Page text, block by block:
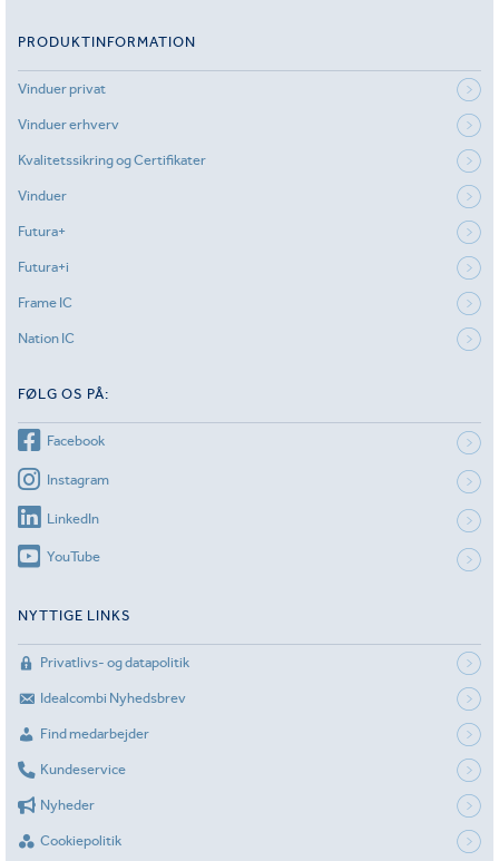
PRODUKTINFORMATION
Vinduer privat
Vinduer erhverv
Kvalitetssikring og Certifikater
Vinduer
Futura+
Futura+i
Frame IC
Nation IC
FØLG OS PÅ:
Facebook
Instagram
LinkedIn
YouTube
NYTTIGE LINKS
Privatlivs- og datapolitik
Idealcombi Nyhedsbrev
Find medarbejder
Kundeservice
Nyheder
Cookiepolitik